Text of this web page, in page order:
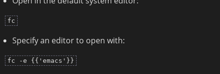
fc
Specify an editor to open with:
fc -e {{'emacs'}}